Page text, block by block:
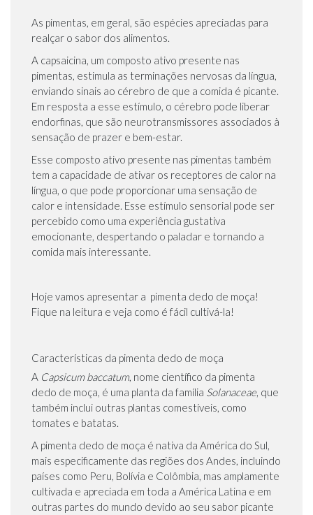
As pimentas, em geral, são espécies apreciadas para
realçar o sabor dos alimentos.
A capsaicina, um composto ativo presente nas
pimentas, estimula as terminações nervosas da língua,
enviando sinais ao cérebro de que a comida é picante.
Em resposta a esse estímulo, o cérebro pode liberar
endorfinas, que são neurotransmissores associados à
sensação de prazer e bem-estar.
Esse composto ativo presente nas pimentas também
tem a capacidade de ativar os receptores de calor na
língua, o que pode proporcionar uma sensação de
calor e intensidade. Esse estímulo sensorial pode ser
percebido como uma experiência gustativa
emocionante, despertando o paladar e tornando a
comida mais interessante.
Hoje vamos apresentar a pimenta dedo de moça!
Fique na leitura e veja como é fácil cultivá-la!
Características da pimenta dedo de moça
A Capsicum baccatum, nome científico da pimenta
dedo de moça, é uma planta da família Solanaceae, que
também inclui outras plantas comestíveis, como
tomates e batatas.
A pimenta dedo de moça é nativa da América do Sul,
mais especificamente das regiões dos Andes, incluindo
países como Peru, Bolívia e Colômbia, mas amplamente
cultivada e apreciada em toda a América Latina e em
outras partes do mundo devido ao seu sabor picante